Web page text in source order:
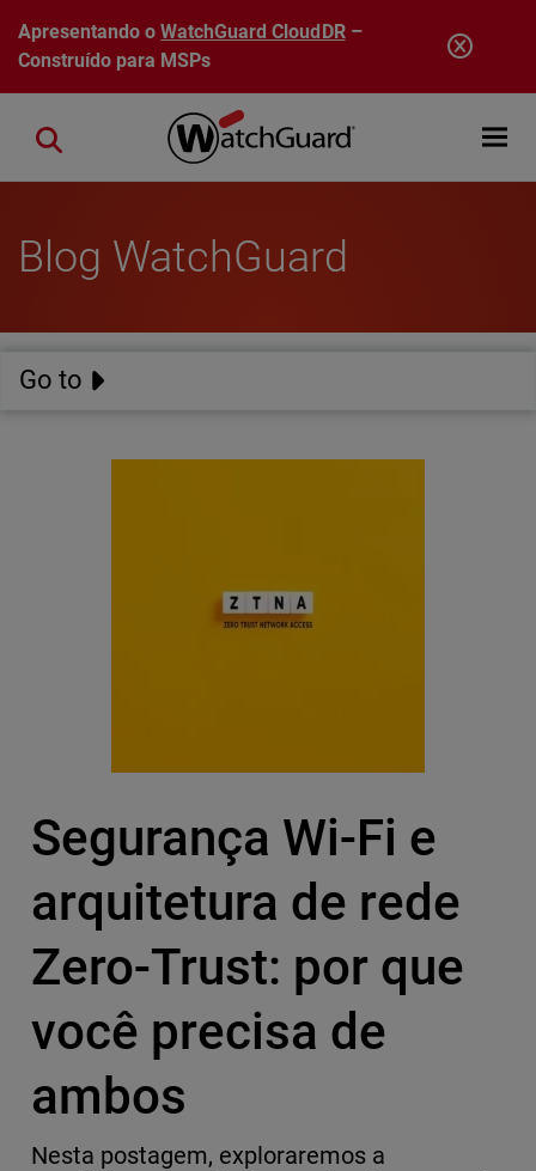
Pular para o conteúdo principal
Apresentando oWatchGuard CloudDR–
Construído para MSPs
Open
Close search
Blog WatchGuard
Go to
Segurança Wi-Fi e
arquitetura de rede
Zero-Trust: por que
você precisa de
ambos
Nesta postagem, exploraremos a